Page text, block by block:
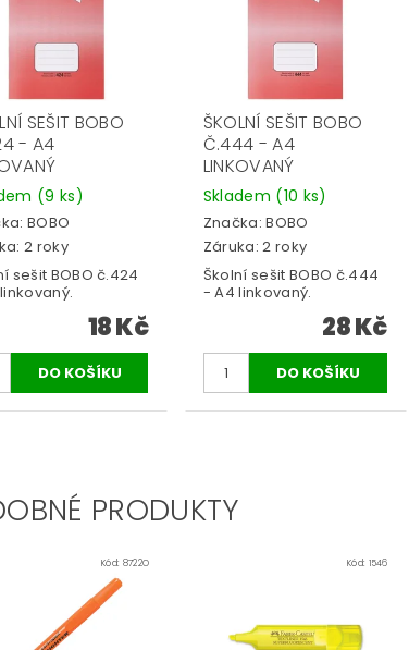
SEŠIT BOBO
- A4
(9 ks)
BOBO
2 roky
sešit BOBO č.424
18 Kč
ŠKOLNÍ SEŠIT BOBO
Č.444 - A4
LINKOVANÝ
Skladem (10 ks)
Značka:BOBO
Záruka: 2 roky
Školní sešit BOBO č.444
- A4 linkovaný.
28 Kč
PRODUKTY
Kód: 8722O Kód: 1546